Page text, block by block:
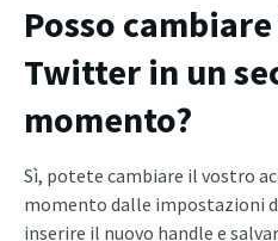
Posso
Twitter in un
momento?
Sì, potete cambiare il vostro
momento dalle impostazioni
inserire il nuovo handle e